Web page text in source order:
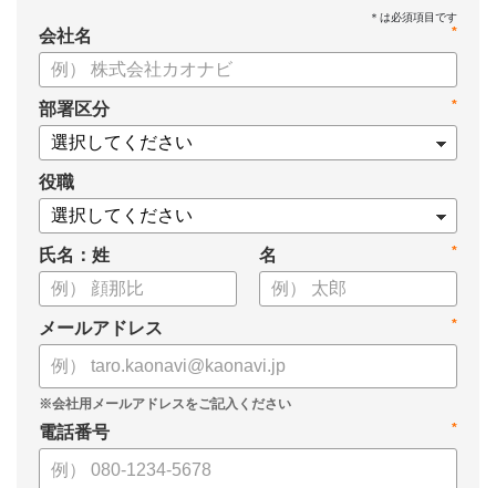
こちらの資料では、
・1on1とは何か？
・1on1の基本的なやり方
・ 1on1 の基本アジェンダと質問例
についてまとめましたので、ぜひお役立てください。
*
会社名
*
部署区分
役職
氏名：姓 *
名
*
メールアドレス
*
電話番号